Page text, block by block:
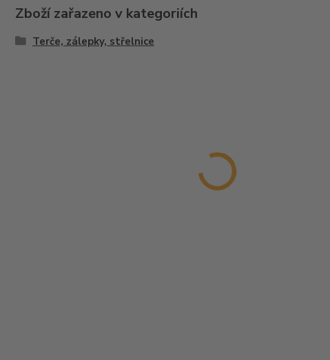
Zboží zařazeno v kategoriích
Terče, zálepky, střelnice